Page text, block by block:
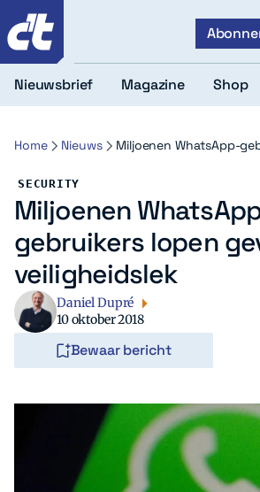
Nieuwsbrief Magazine Shop
Home Nieuws Miljoenen WhatsApp-
SECURITY
Miljoenen
gebruikers lopen
veiligheidslek
Daniel Dupré
10 oktober 2018
Bewaar bericht